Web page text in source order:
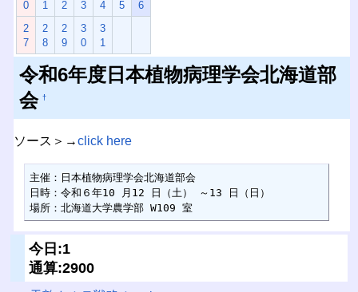
0
1
2
3
4
5
6
2
7
2
8
2
9
3
0
3
1
令和6年度日本植物病理学会北海道部
会 †
ソース＞→click here
主催：日本植物病理学会北海道部会
日時：令和６年10 月12 日（土） ～13 日（日）
場所：北海道大学農学部 W109 室
今日:1
通算:2900